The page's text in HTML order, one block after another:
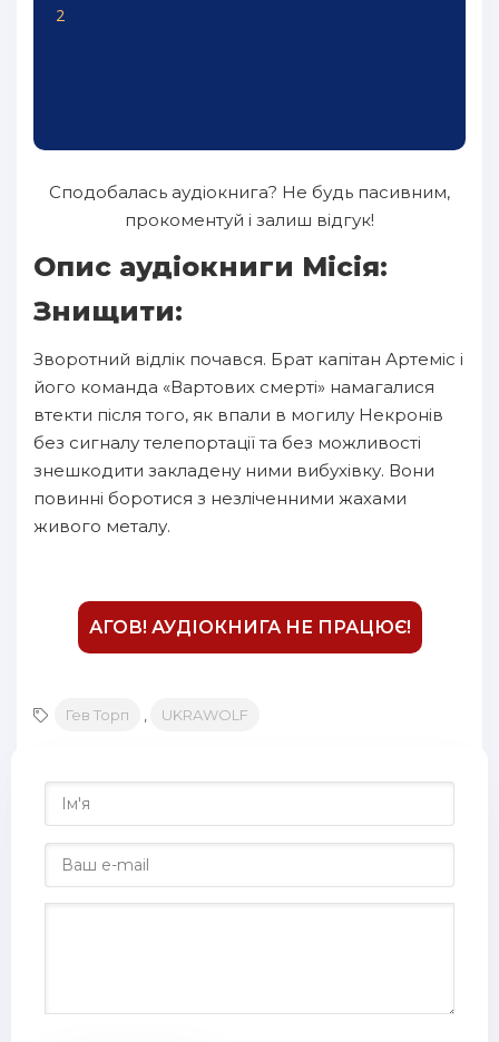
2
Сподобалась аудіокнига? Не будь пасивним,
прокоментуй і залиш відгук!
Опис аудіокниги Місія:
Знищити:
Зворотний відлік почався. Брат капітан Артеміс і
його команда «Вартових смерті» намагалися
втекти після того, як впали в могилу Некронів
без сигналу телепортації та без можливості
знешкодити закладену ними вибухівку. Вони
повинні боротися з незліченними жахами
живого металу.
АГОВ! АУДІОКНИГА НЕ ПРАЦЮЄ!
Гев Торп UKRAWOLF